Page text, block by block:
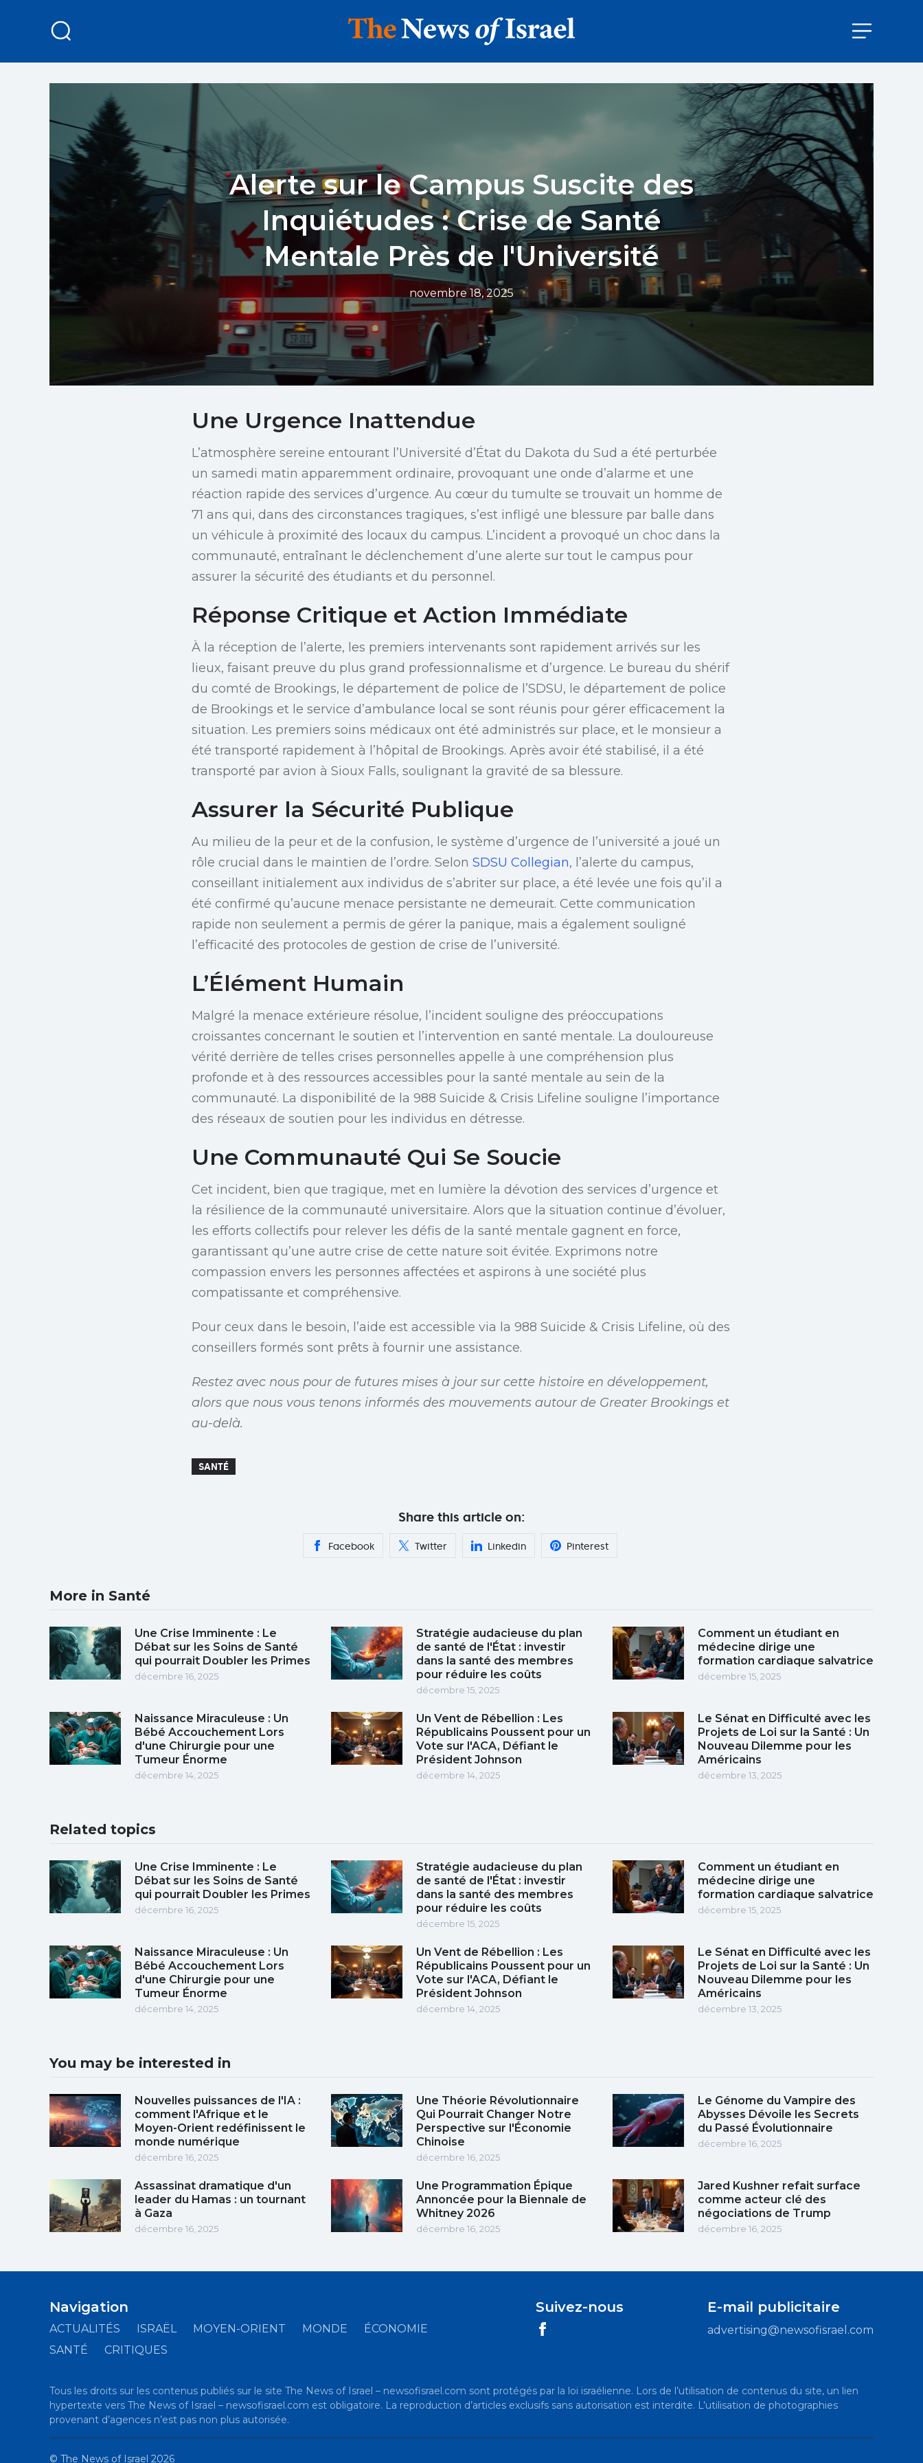
Alerte sur le Campus Suscite des
Inquiétudes : Crise de Santé
Mentale Près de l'Université
novembre 18, 2025
Une Urgence Inattendue
L’atmosphère sereine entourant l’Université d’État du Dakota du Sud a été perturbée
un samedi matin apparemment ordinaire, provoquant une onde d’alarme et une
réaction rapide des services d’urgence. Au cœur du tumulte se trouvait un homme de
71 ans qui, dans des circonstances tragiques, s’est infligé une blessure par balle dans
un véhicule à proximité des locaux du campus. L’incident a provoqué un choc dans la
communauté, entraînant le déclenchement d’une alerte sur tout le campus pour
assurer la sécurité des étudiants et du personnel.
Réponse Critique et Action Immédiate
À la réception de l’alerte, les premiers intervenants sont rapidement arrivés sur les
lieux, faisant preuve du plus grand professionnalisme et d’urgence. Le bureau du shérif
du comté de Brookings, le département de police de l’SDSU, le département de police
de Brookings et le service d’ambulance local se sont réunis pour gérer efficacement la
situation. Les premiers soins médicaux ont été administrés sur place, et le monsieur a
été transporté rapidement à l’hôpital de Brookings. Après avoir été stabilisé, il a été
transporté par avion à Sioux Falls, soulignant la gravité de sa blessure.
Assurer la Sécurité Publique
Au milieu de la peur et de la confusion, le système d’urgence de l’université a joué un
rôle crucial dans le maintien de l’ordre. Selon SDSU Collegian, l’alerte du campus,
conseillant initialement aux individus de s’abriter sur place, a été levée une fois qu’il a
été confirmé qu’aucune menace persistante ne demeurait. Cette communication
rapide non seulement a permis de gérer la panique, mais a également souligné
l’efficacité des protocoles de gestion de crise de l’université.
L’Élément Humain
Malgré la menace extérieure résolue, l’incident souligne des préoccupations
croissantes concernant le soutien et l’intervention en santé mentale. La douloureuse
vérité derrière de telles crises personnelles appelle à une compréhension plus
profonde et à des ressources accessibles pour la santé mentale au sein de la
communauté. La disponibilité de la 988 Suicide & Crisis Lifeline souligne l’importance
des réseaux de soutien pour les individus en détresse.
Une Communauté Qui Se Soucie
Cet incident, bien que tragique, met en lumière la dévotion des services d’urgence et
la résilience de la communauté universitaire. Alors que la situation continue d’évoluer,
les efforts collectifs pour relever les défis de la santé mentale gagnent en force,
garantissant qu’une autre crise de cette nature soit évitée. Exprimons notre
compassion envers les personnes affectées et aspirons à une société plus
compatissante et compréhensive.
Pour ceux dans le besoin, l’aide est accessible via la 988 Suicide & Crisis Lifeline, où des
conseillers formés sont prêts à fournir une assistance.
Restez avec nous pour de futures mises à jour sur cette histoire en développement,
alors que nous vous tenons informés des mouvements autour de Greater Brookings et
au-delà.
SANTÉ
Share this article on:
Facebook Twitter Linkedin Pinterest
More in Santé
Une Crise Imminente : Le
Débat sur les Soins de Santé
qui pourrait Doubler les Primes
décembre 16, 2025
Stratégie audacieuse du plan
de santé de l'État : investir
dans la santé des membres
pour réduire les coûts
décembre 15, 2025
Comment un étudiant en
médecine dirige une
formation cardiaque salvatrice
décembre 15, 2025
Naissance Miraculeuse : Un
Bébé Accouchement Lors
d'une Chirurgie pour une
Tumeur Énorme
décembre 14, 2025
Un Vent de Rébellion : Les
Républicains Poussent pour un
Vote sur l'ACA, Défiant le
Président Johnson
décembre 14, 2025
Le Sénat en Difficulté avec les
Projets de Loi sur la Santé : Un
Nouveau Dilemme pour les
Américains
décembre 13, 2025
Related topics
Une Crise Imminente : Le
Débat sur les Soins de Santé
qui pourrait Doubler les Primes
décembre 16, 2025
Stratégie audacieuse du plan
de santé de l'État : investir
dans la santé des membres
pour réduire les coûts
décembre 15, 2025
Comment un étudiant en
médecine dirige une
formation cardiaque salvatrice
décembre 15, 2025
Naissance Miraculeuse : Un
Bébé Accouchement Lors
d'une Chirurgie pour une
Tumeur Énorme
décembre 14, 2025
Un Vent de Rébellion : Les
Républicains Poussent pour un
Vote sur l'ACA, Défiant le
Président Johnson
décembre 14, 2025
Le Sénat en Difficulté avec les
Projets de Loi sur la Santé : Un
Nouveau Dilemme pour les
Américains
décembre 13, 2025
You may be interested in
Nouvelles puissances de l'IA :
comment l'Afrique et le
Moyen-Orient redéfinissent le
monde numérique
décembre 16, 2025
Une Théorie Révolutionnaire
Qui Pourrait Changer Notre
Perspective sur l'Économie
Chinoise
décembre 16, 2025
Le Génome du Vampire des
Abysses Dévoile les Secrets
du Passé Évolutionnaire
décembre 16, 2025
Assassinat dramatique d'un
leader du Hamas : un tournant
à Gaza
décembre 16, 2025
Une Programmation Épique
Annoncée pour la Biennale de
Whitney 2026
décembre 16, 2025
Jared Kushner refait surface
comme acteur clé des
négociations de Trump
décembre 16, 2025
Navigation
ACTUALITÉS ISRAËL MOYEN-ORIENT MONDE
ÉCONOMIE
SANTÉ
CRITIQUES
Suivez-nous E-mail publicitaire
advertising@newsofisrael.com
Tous les droits sur les contenus publiés sur le site The News of Israel – newsofisrael.com sont protégés par la loi israélienne. Lors de l’utilisation de contenus du site, un lien
hypertexte vers The News of Israel – newsofisrael.com est obligatoire. La reproduction d’articles exclusifs sans autorisation est interdite. L’utilisation de photographies
provenant d’agences n’est pas non plus autorisée.
© The News of Israel 2026